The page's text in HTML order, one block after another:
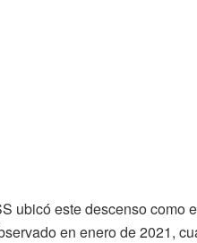
ubicó este descenso como
en enero de 2021,